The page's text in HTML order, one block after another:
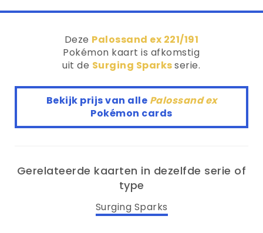
Deze Palossand ex 221/191
Pokémon kaart is afkomstig
uit de Surging Sparksserie.
Bekijk prijs van alle Palossand ex
Pokémon cards
Gerelateerde kaarten in dezelfde serie of
type
Surging Sparks